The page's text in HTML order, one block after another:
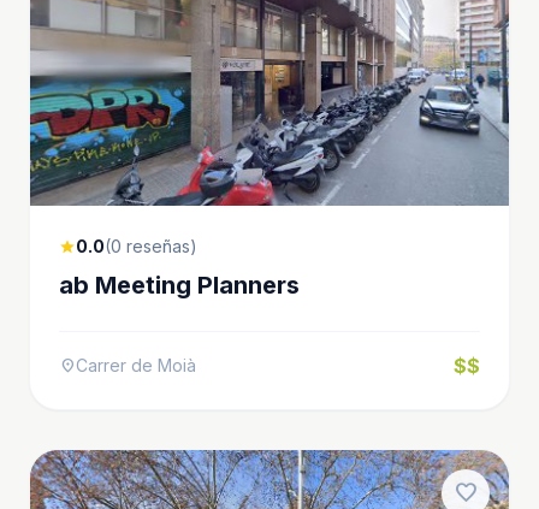
star0.0(0 reseñas)
ab Meeting Planners
location_onCarrer de Moià $$
favorite